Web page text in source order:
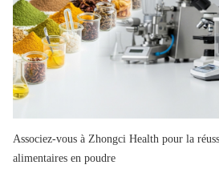
Associez-vous à Zhongci Health pour la
alimentaires en poudre